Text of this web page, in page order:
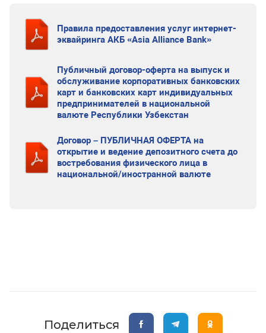
Правила предоставления услуг интернет-
эквайринга АКБ «Asia Alliance Bank»
Публичный договор-оферта на выпуск и
обслуживание корпоративных банковских
карт и банковских карт индивидуальных
предпринимателей в национальной
валюте Республики Узбекстан
Договор – ПУБЛИЧНАЯ ОФЕРТА на
открытие и ведение депозитного счета до
востребования физического лица в
национальной/иностранной валюте
Поделиться